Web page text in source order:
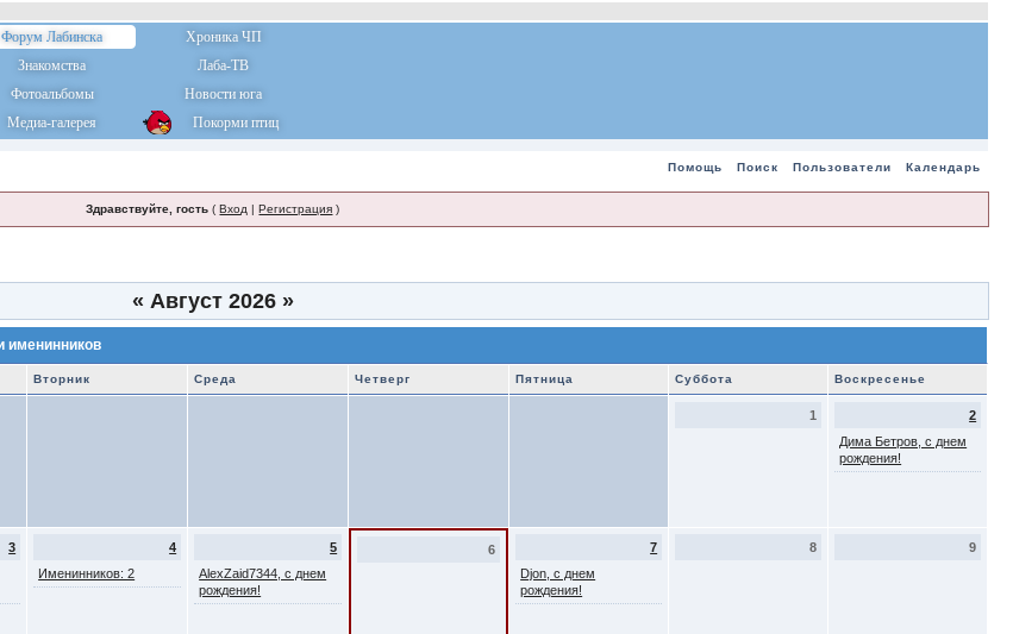
Форум Лабинска
Хроника ЧП
Знакомства
Лаба-ТВ
Фотоальбомы
Новости юга
Медиа-галерея Покорми птиц
Помощь Поиск Пользователи Календарь
Здравствуйте, гость (Вход |Регистрация )
« Август 2026 »
именинников
Вторник Среда Четверг Пятница Суббота Воскресенье
1
2
Дима Бетров, с днем
рождения!
3
4
Именинников: 2
5
AlexZaid7344, с днем
рождения!
6
7
Djon, с днем
рождения!
8 9